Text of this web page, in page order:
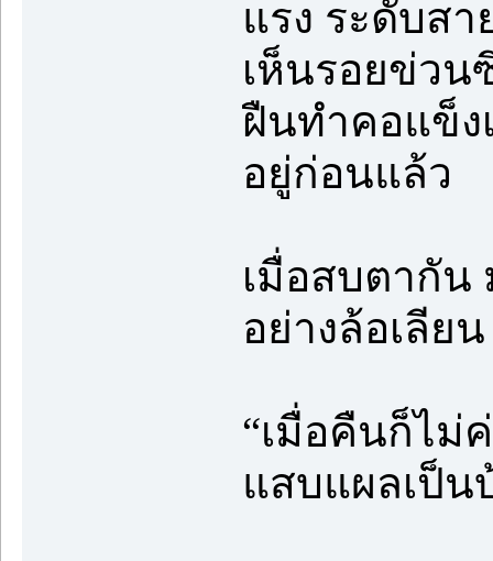
แรง ระดับส
เห็นรอยข่วน
ฝืนทำคอแข็ง
อยู่ก่อนแล้ว
เมื่อสบตากัน
อย่างล้อเลียน
“เมื่อคืนก็ไ
แสบแผลเป็น